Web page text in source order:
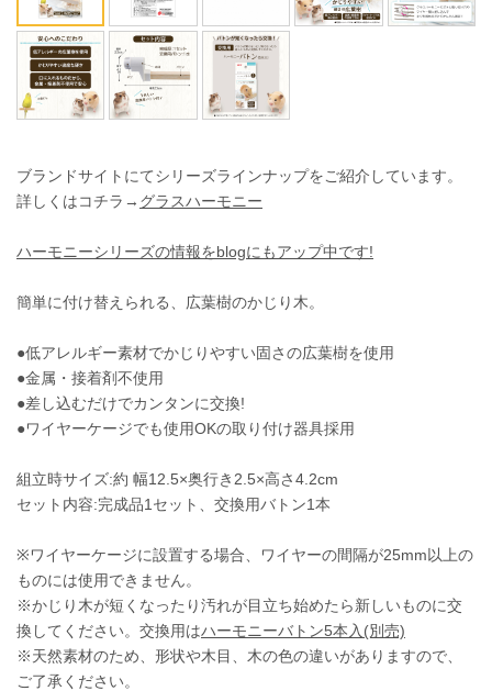
ブランドサイトにてシリーズラインナップをご紹介しています。
詳しくはコチラ→ グラスハーモニー
ハーモニーシリーズの情報をblogにもアップ中です!
簡単に付け替えられる、広葉樹のかじり木。
●低アレルギー素材でかじりやすい固さの広葉樹を使用
●金属・接着剤不使用
●差し込むだけでカンタンに交換!
●ワイヤーケージでも使用OKの取り付け器具採用
組立時サイズ:約 幅12.5×奥行き2.5×高さ4.2cm
セット内容:完成品1セット、交換用バトン1本
※ワイヤーケージに設置する場合、ワイヤーの間隔が25mm以上の
ものには使用できません。
※かじり木が短くなったり汚れが目立ち始めたら新しいものに交
換してください。交換用はハーモニーバトン5本入(別売)
※天然素材のため、形状や木目、木の色の違いがありますので、
ご了承ください。